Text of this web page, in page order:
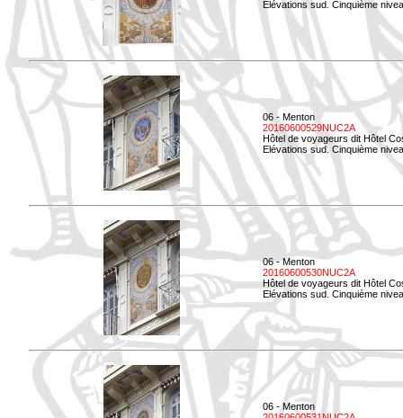
Elévations sud. Cinquième
06 - Menton
20160600529NUC2A
Hôtel de voyageurs dit Hôtel
Elévations sud. Cinquième
06 - Menton
20160600530NUC2A
Hôtel de voyageurs dit Hôtel
Elévations sud. Cinquième
06 - Menton